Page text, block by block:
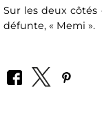
Sur les deux
défunte, « Memi ».